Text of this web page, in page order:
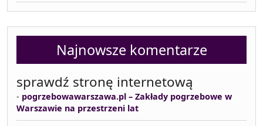
Najnowsze komentarze
sprawdź stronę internetową
- pogrzebowawarszawa.pl – Zakłady pogrzebowe w
Warszawie na przestrzeni lat